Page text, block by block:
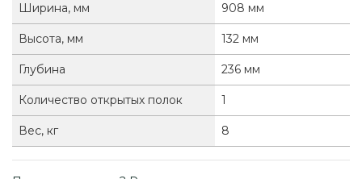
Ширина, мм 908 мм
Высота, мм 132 мм
Глубина 236 мм
Количество открытых полок 1
Вес, кг 8